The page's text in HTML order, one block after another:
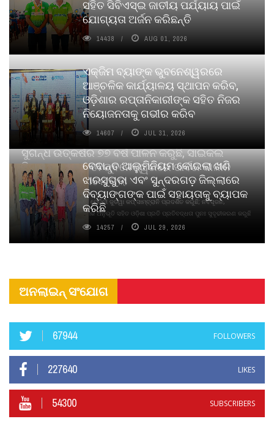
ସୁଗନ୍ଧ ଉତ୍କର୍ଷର ୭୭ ବର୍ଷ ପାଳନ କରୁଛି, ସାଇକଲ
ପିୟୋର୍‌ ଅଗରବତୀ ଭୁବନେଶ୍ୱରରେ ପାର୍ବଣ କାଳୀନ
ନବସୃଜନ ଉନ୍ମୋଚନ କଲା
ବାଉଁଶ ବିହୀନ କଠିନ ଧୂପ ଏବଂ ମେଦିନୀ ଜୁଡୱା କପ୍‌ ସାମ୍ବ୍ରାନି ପ୍ରଦର୍ଶିତ କରୁଛି; ନବସୃଜନ,
ଦୀର୍ଘସ୍ଥାୟିତା ଏବଂ ଆଧ୍ୟାତ୍ମିକ ଅନୁଭୂତି ସହିତ ଓଡ଼ିଶା ପ୍ରତି ପ୍ରତିବଦ୍ଧତା ପୁନଃ ସୁଦୃଢୀକରଣ କରୁଛି
ସହିତ ସିବିଏସ୍ଇ ଜାତୀୟ ପର୍ଯ୍ୟାୟ ପାଇଁ
ଯୋଗ୍ୟତା ଅର୍ଜନ କରିଛନ୍ତି
14438 AUG 01, 2026
ଏକ୍ଜିମ ବ୍ୟାଙ୍କ ଭୁବନେଶ୍ୱରରେ
ଆଞ୍ଚଳିକ କାର୍ଯ୍ୟାଳୟ ସ୍ଥାପନ କରିବ,
ଓଡ଼ିଶାର ରପ୍ତାନିକାରୀଙ୍କ ସହିତ ନିଜର
ନିୟୋଜନତାକୁ ଗଭୀର କରିବ
14607 JUL 31, 2026
ବେଦାନ୍ତ ଆଲୁମିନିୟମ କୋଇଲା ଖଣି
ଝାରସୁଗୁଡା ଏବଂ ସୁନ୍ଦରଗଡ଼ ଜିଲ୍ଲାରେ
ଦିବ୍ୟାଙ୍ଗଙ୍କ ପାଇଁ ସହାୟତାକୁ ବ୍ୟାପକ
କରିଛି
14257 JUL 29, 2026
ଅନଲାଇନ୍ ସଂଯୋଗ
67944 FOLLOWERS
227640 LIKES
54300 SUBSCRIBERS